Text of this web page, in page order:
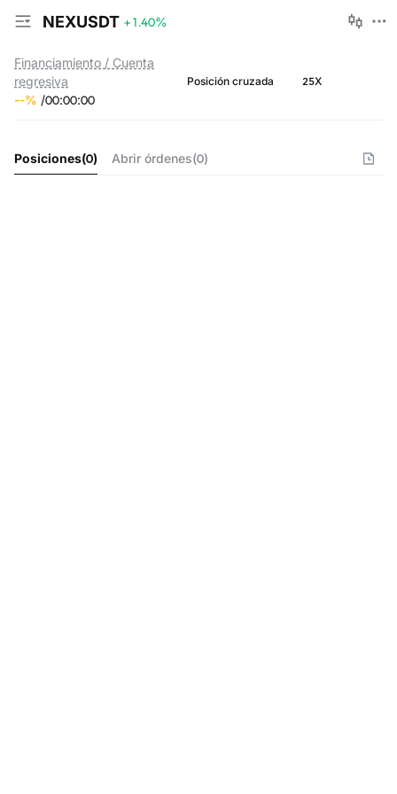
NEXUSDT +1.40%
Financiamiento / Cuenta
regresiva
--% /00:00:00
Posición cruzada 25X
Posiciones(0) Abrir órdenes(0)